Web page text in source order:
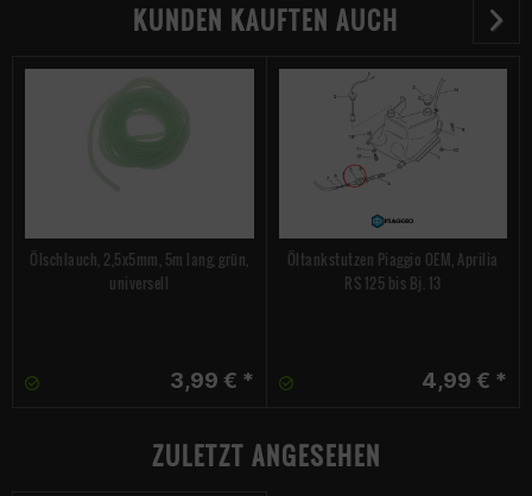
KUNDEN KAUFTEN AUCH
Ölschlauch, 2,5x5mm, 5m lang, grün,
universell
3,99 € *
Öltankstutzen Piaggio OEM, Aprilia
RS 125 bis Bj. 13
4,99 € *
ZULETZT ANGESEHEN